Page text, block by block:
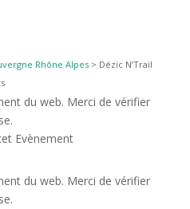
Rhône Alpes> Dézic N’Trail
du web. Merci de vérifier
Evènement
du web. Merci de vérifier